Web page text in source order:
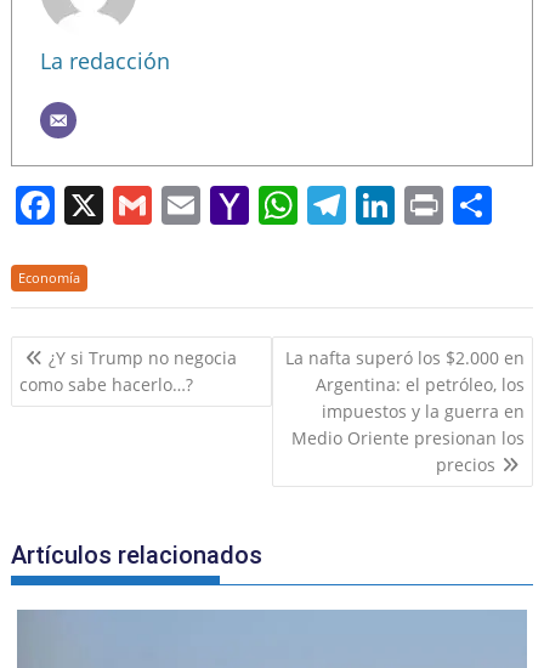
La redacción
F
c
e
b
o
X G
l
E
l
Y
o
M
W
s
A
p
p
T
gr
a
m
Li
e
dI
n
Pr
e
Economía
Navegación
de
entradas
¿Y si Trump no negocia
como sabe hacerlo…?
La nafta superó los $2.000 en
Argentina: el petróleo, los
impuestos y la guerra en
Medio Oriente presionan los
precios
Artículos relacionados